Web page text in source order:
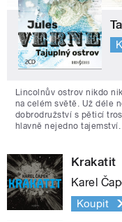
Lincolnův ostrov nikdo
na celém světě. Už déle
dobrodružství s pěticí
hlavně nejedno tajemství.
Krakatit
Karel
Koupit